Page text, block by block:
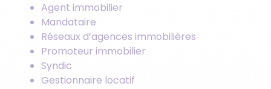
Agent immobilier
Mandataire
Réseaux d’agences immobilières
Promoteur immobilier
Syndic
Gestionnaire locatif